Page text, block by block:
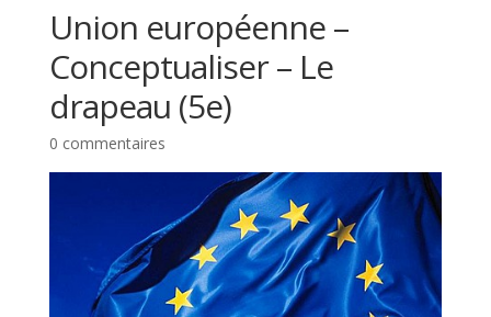
Union européenne –
Conceptualiser – Le
drapeau (5e)
0 commentaires